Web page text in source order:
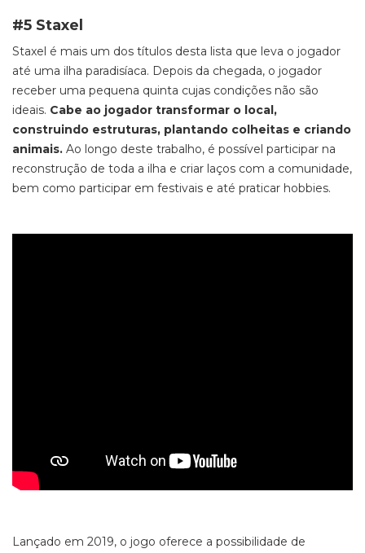
#5 Staxel
Staxel é mais um dos títulos desta lista que leva o jogador
até uma ilha paradisíaca. Depois da chegada, o jogador
receber uma pequena quinta cujas condições não são
ideais. Cabe ao jogador transformar o local,
construindo estruturas, plantando colheitas e criando
animais. Ao longo deste trabalho, é possível participar na
reconstrução de toda a ilha e criar laços com a comunidade,
bem como participar em festivais e até praticar hobbies.
Lançado em 2019, o jogo oferece a possibilidade de